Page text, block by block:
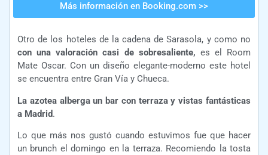
Más información en Booking.com >>
Otro de los hoteles de la cadena de Sarasola, y como no
con una valoración casi de sobresaliente, es el Room
Mate Oscar. Con un diseño elegante-moderno este hotel
se encuentra entre Gran Vía y Chueca.
La azotea alberga un bar con terraza y vistas fantásticas
a Madrid.
Lo que más nos gustó cuando estuvimos fue que hacer
un brunch el domingo en la terraza. Recomiendo la tosta